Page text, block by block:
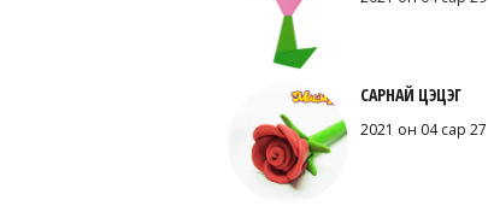
САРНАЙ ЦЭЦЭГ
2021 он 04 сар 27